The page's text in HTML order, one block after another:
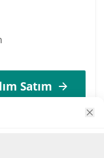
Satım
ile artırın